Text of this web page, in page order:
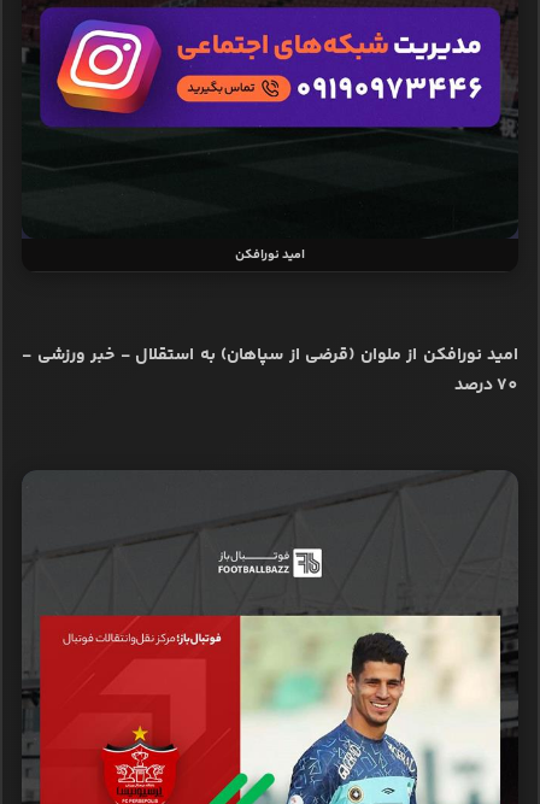
امید نورافکن
امید نورافکن از ملوان (قرضی از سپاهان) به استقلال - خبر ورزشی -
70 درصد